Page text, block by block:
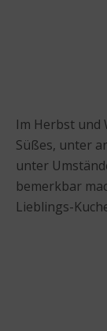
Im Herbst und
Süßes, unter
unter
bemerkbar
Lieblings-